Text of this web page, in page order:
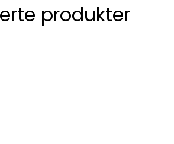
produkter